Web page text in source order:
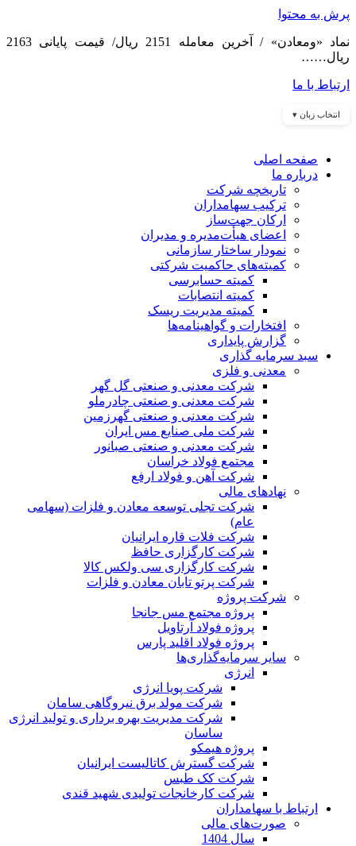
پرش به محتوا
نماد «ومعادن» / آخرین معامله 2151 ریال/ قیمت پایانی 2163
ریال……
ارتباط با ما
انتخاب زبان ▾
صفحه اصلی
درباره ما
تاریخچه شرکت
ترکیب سهامداران
ارکان جهت‌ساز
اعضای هیأت‌مدیره و مدیران
نمودار ساختار سازمانی
کمیته‌های حاکمیت شرکتی
کمیته حسابرسی
کمیته انتصابات
کمیته مدیریت ریسک
افتخارات و گواهینامه‌ها
گزارش پایداری
سبد سرمایه گذاری
معدنی و فلزی
شرکت معدنی و صنعتی گل گهر
شرکت معدنی و صنعتی چادرملو
شرکت معدنی و صنعتی گهرزمین
شرکت ملی صنایع مس ایران
شرکت معدنی و صنعتی صبانور
مجتمع فولاد خراسان
شرکت آهن و فولاد ارفع
نهادهای مالی
شرکت تجلی توسعه معادن و فلزات (سهامی
عام)
شرکت فلات قاره ایرانیان
شرکت کارگزاری حافظ
شرکت کارگزاری سی ولکس کالا
شرکت پرتو تابان معادن و فلزات
شرکت پروژه
پروژه مجتمع مس جانجا
پروژه فولاد آرتاویل
پروژه فولاد اقلید پارس
سایر سرمایه‌گذاری‌ها
انرژی
شرکت پویا انرژی
شرکت مولد برق نیروگاهی سامان
شرکت مدیریت بهره برداری و تولید انرژی
ساسان
پروژه هیمکو
شرکت گسترش کاتالیست ایرانیان
شرکت کک طبس
شرکت کارخانجات تولیدی شهید قندی
ارتباط با سهامداران
صورت‌های مالی
سال 1404